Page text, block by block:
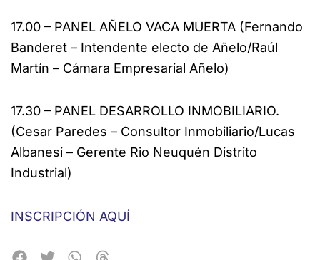
17.00 – PANEL AÑELO VACA MUERTA (Fernando
Banderet – Intendente electo de Añelo/Raúl
Martín – Cámara Empresarial Añelo)
17.30 – PANEL DESARROLLO INMOBILIARIO.
(Cesar Paredes – Consultor Inmobiliario/Lucas
Albanesi – Gerente Rio Neuquén Distrito
Industrial)
INSCRIPCIÓN AQUÍ